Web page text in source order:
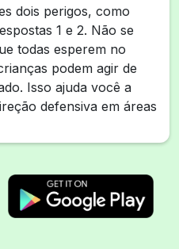
dois perigos, como
1 e 2. Não se
todas esperem no
podem agir de
Isso ajuda você a
defensiva em áreas